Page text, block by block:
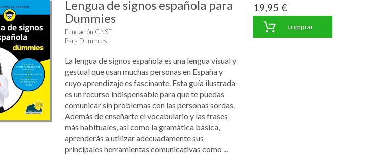
Lengua de signos española para
Dummies
Fundación CNSE
Para Dummies
La lengua de signos española es una lengua visual y
gestual que usan muchas personas en España y
cuyo aprendizaje es fascinante. Esta guía ilustrada
es un recurso indispensable para que te puedas
comunicar sin problemas con las personas sordas.
Además de enseñarte el vocabulario y las frases
más habituales, así como la gramática básica,
aprenderás a utilizar adecuadamente sus
principales herramientas comunicativas como ...
19,95 €
comprar